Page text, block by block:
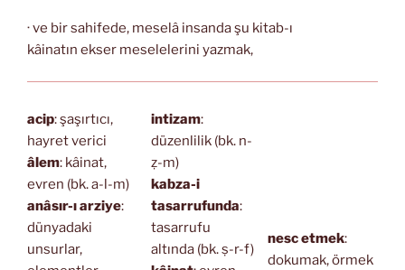
· ve bir sahifede, meselâ insanda şu kitab-ı
kâinatın ekser meselelerini yazmak,
acip: şaşırtıcı,
hayret verici
âlem: kâinat,
evren (bk. a-l-m)
anâsır-ı arziye:
dünyadaki
unsurlar,
intizam:
düzenlilik (bk. n-
ẓ-m)
kabza-i
tasarrufunda:
tasarrufu
altında (bk. ṣ-r-f)
nesc etmek:
dokumak, örmek